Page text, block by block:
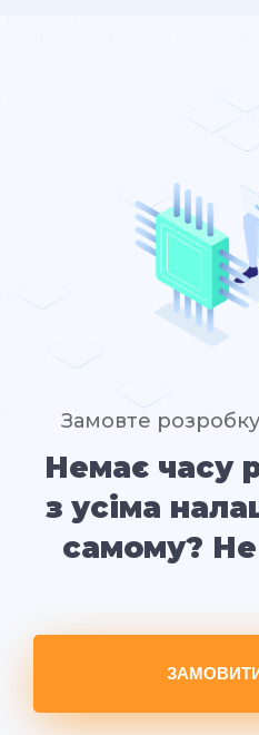
Замовте
Немає часу
з усіма
самому?